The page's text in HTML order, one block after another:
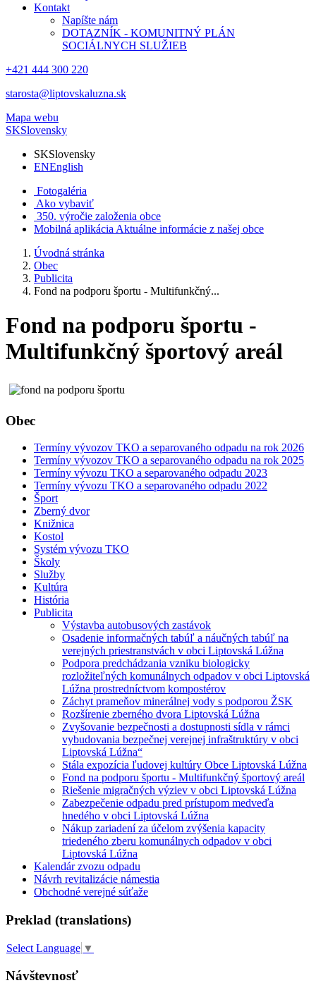
Kontakt
Napíšte nám
DOTAZNÍK - KOMUNITNÝ PLÁN
SOCIÁLNYCH SLUŽIEB
+421 444 300 220
starosta@liptovskaluzna.sk
Mapa webu
SKSlovensky
SKSlovensky
ENEnglish
Fotogaléria
Ako vybaviť
350. výročie založenia obce
Mobilná aplikácia Aktuálne informácie z našej obce
Úvodná stránka
Obec
Publicita
Fond na podporu športu - Multifunkčný...
Fond na podporu športu -
Multifunkčný športový areál
Obec
Termíny vývozov TKO a separovaného odpadu na rok 2026
Termíny vývozov TKO a separovaného odpadu na rok 2025
Termíny vývozu TKO a separovaného odpadu 2023
Termíny vývozu TKO a separovaného odpadu 2022
Šport
Zberný dvor
Knižnica
Kostol
Systém vývozu TKO
Školy
Služby
Kultúra
História
Publicita
Výstavba autobusových zastávok
Osadenie informačných tabúľ a náučných tabúľ na
verejných priestranstvách v obci Liptovská Lúžna
Podpora predchádzania vzniku biologicky
rozložiteľných komunálnych odpadov v obci Liptovská
Lúžna prostredníctvom kompostérov
Záchyt prameňov minerálnej vody s podporou ŽSK
Rozšírenie zberného dvora Liptovská Lúžna
Zvyšovanie bezpečnosti a dostupnosti sídla v rámci
vybudovania bezpečnej verejnej infraštruktúry v obci
Liptovská Lúžna“
Stála expozícia ľudovej kultúry Obce Liptovská Lúžna
Fond na podporu športu - Multifunkčný športový areál
Riešenie migračných výziev v obci Liptovská Lúžna
Zabezpečenie odpadu pred prístupom medveďa
hnedého v obci Liptovská Lúžna
Nákup zariadení za účelom zvýšenia kapacity
triedeného zberu komunálnych odpadov v obci
Liptovská Lúžna
Kalendár zvozu odpadu
Návrh revitalizácie námestia
Obchodné verejné súťaže
Preklad (translations)
Select Language ▼
Návštevnosť